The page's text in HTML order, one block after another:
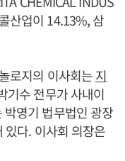
산업이 14.13%, 삼
로지의 이사회는지
기수 전무가 사내이
영기 법무법인 광장
있다. 이사회 의장은